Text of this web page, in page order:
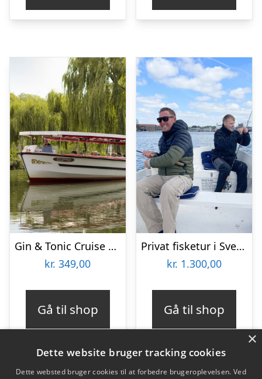
Gin & Tonic Cruise hos Odense Aafart
kr. 349,00
Gå til shop
Privat fisketur i Svendborgsund med Sydfyns Bådudlejning
kr. 1.300,00
Gå til shop
×
Dette website bruger tracking cookies
Dette websted bruger cookies til at forbedre brugeroplevelsen. Ved